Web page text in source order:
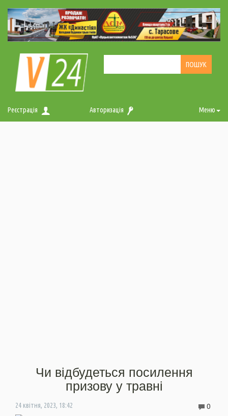
Реєстрація Авторизація Меню
Чи відбудеться посилення
призову у травні
24 квітня, 2023, 18:42 0